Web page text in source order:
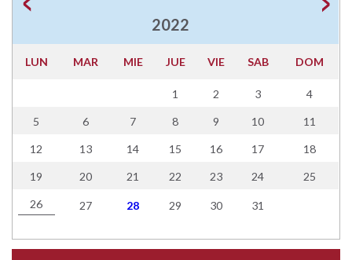
2022
LUN MAR MIE JUE VIE SAB DOM
1 2 3 4
5 6 7 8 9 10 11
12 13 14 15 16 17 18
19 20 21 22 23 24 25
26 27 28 29 30 31